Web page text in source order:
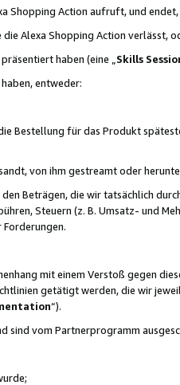
Shopping Action aufruft, und
Alexa Shopping Action verlässt,
haben (eine „ Skills
entweder:
Bestellung für das Produkt
von ihm gestreamt oder
den Beträgen, die wir tatsächlich
Steuern (z. B. Umsatz- und
mit einem Verstoß gegen
getätigt werden, die wir
“).
sind vom Partnerprogramm